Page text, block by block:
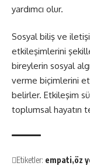
yardımcı olur.
Sosyal biliş ve
etkileşimlerini
bireylerin sosyal
verme biçimlerini
belirler. Etkileşim
toplumsal hayatın
Etiketler: empati öz